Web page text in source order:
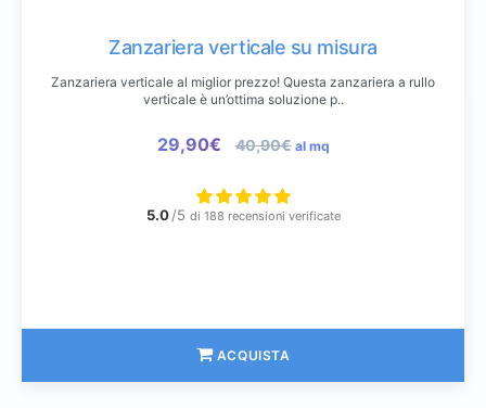
Zanzariera verticale su misura
Zanzariera verticale al miglior prezzo! Questa zanzariera a rullo
verticale è un’ottima soluzione p..
29,90€ 40,90€ al mq
5.0 /5 di 188 recensioni verificate
ACQUISTA